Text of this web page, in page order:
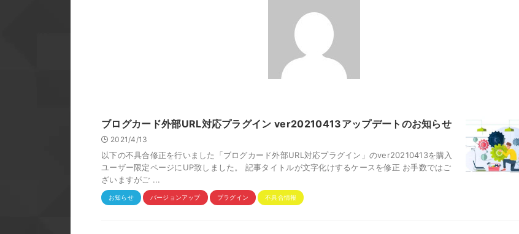
ブログカード外部URL対応プラグイン ver20210413アップデートのお知らせ
2021/4/13
以下の不具合修正を行いました「ブログカード外部URL対応プラグイン」のver20210413を購入
ユーザー限定ページにUP致しました。 記事タイトルが文字化けするケースを修正 お手数ではご
ざいますがご ...
お知らせ バージョンアップ プラグイン 不具合情報